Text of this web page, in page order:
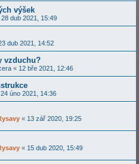
výšek
28 dub 2021, 15:49
dub 2021, 14:52
vzduchu?
« 12 bře 2021, 12:46
24 úno 2021, 14:36
« 13 zář 2020, 19:25
« 15 dub 2020, 15:49